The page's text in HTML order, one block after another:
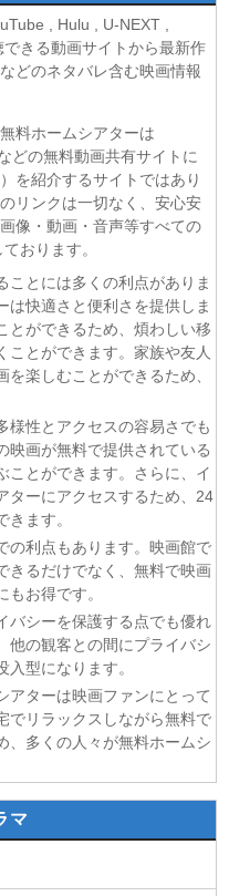
ってから10年がたったら伝
第6話
第4期 第17話
年8月7日
ー 第3話
6話
7話
顔 第4話
ム知識で無双する 第6話
, Hulu , U-NEXT ,
きる動画サイトから最新作
どのネタバレ含む映画情報
料ホームシアターは
どの無料動画共有サイトに
を紹介するサイトではあり
リンクは一切なく、安心安
像・動画・音声等すべての
おります。
ことには多くの利点がありま
は快適さと便利さを提供しま
とができるため、煩わしい移
ことができます。家族や友人
楽しむことができるため、
様性とアクセスの容易さでも
映画が無料で提供されている
ことができます。さらに、イ
ターにアクセスするため、24
ます。
の利点もあります。映画館で
きるだけでなく、無料で映画
お得です。
バシーを保護する点でも優れ
他の観客との間にプライバシ
型になります。
アターは映画ファンにとって
でリラックスしながら無料で
、多くの人々が無料ホームシ
マ